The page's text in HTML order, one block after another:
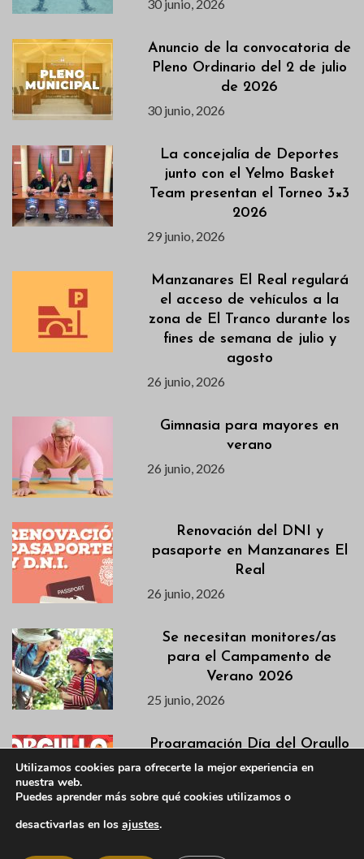
30 junio, 2026
Anuncio de la convocatoria de
Pleno Ordinario del 2 de julio
de 2026
30 junio, 2026
La concejalía de Deportes
junto con el Yelmo Basket
Team presentan el Torneo 3×3
2026
29 junio, 2026
Manzanares El Real regulará
el acceso de vehículos a la
zona de El Tranco durante los
fines de semana de julio y
agosto
26 junio, 2026
Gimnasia para mayores en
verano
26 junio, 2026
Renovación del DNI y
pasaporte en Manzanares El
Real
26 junio, 2026
Se necesitan monitores/as
para el Campamento de
Verano 2026
25 junio, 2026
Programación Día del Orgullo
2026
Utilizamos cookies para ofrecerte la mejor experiencia en
nuestra web.
Puedes aprender más sobre qué cookies utilizamos o
desactivarlas en los ajustes.